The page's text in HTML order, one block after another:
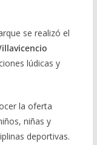
se realizó el
lúdicas y
la oferta
niñas y
deportivas.